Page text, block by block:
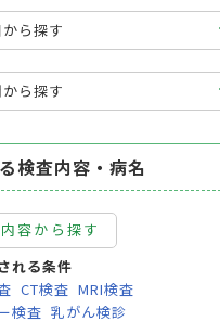
ら探す
ら探す
検査内容・病名
容から探す
れる条件
CT検査 MRI検査
検査 乳がん検診